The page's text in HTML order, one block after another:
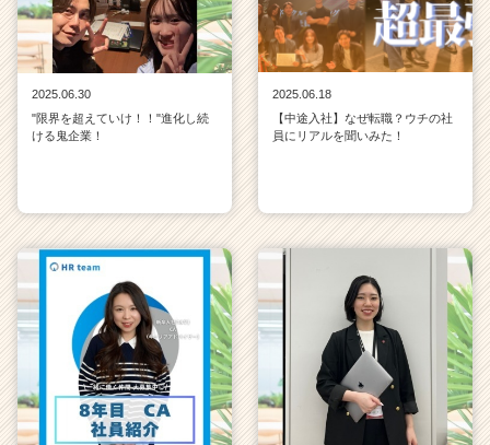
2025.06.30
"限界を超えていけ！！"進化し続
ける鬼企業！
2025.06.18
【中途入社】なぜ転職？ウチの社
員にリアルを聞いみた！